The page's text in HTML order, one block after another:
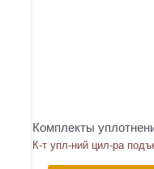
Комплекты
К-т упл-ний цил-ра